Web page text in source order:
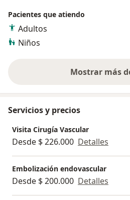
-Aneurisma de aorta
-Enfermedad carotídea
-Pie diabético
Procedimientos:
-Ablación por radiofrecuencia
-Cirugía venosa y arterial
-Reparo endovascular de
-Embolización de varices pélvicas
-Estudios vasculares de cuello,
Pacientes que atiendo
Adultos
Niños
Mostrar más
Servicios y precios
Visita Cirugía Vascular
Desde $ 226.000 Detalles
Embolización endovascular
Desde $ 200.000 Detalles